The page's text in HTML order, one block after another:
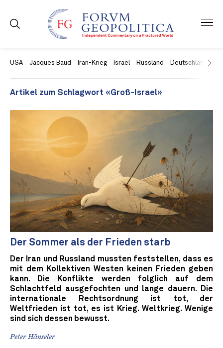
USA Jacques Baud Iran-Krieg Israel Russland Deutschland
Artikel zum Schlagwort «Groß-Israel»
Der Sommer als der Frieden starb
Der Iran und Russland mussten feststellen, dass es
mit dem Kollektiven Westen keinen Frieden geben
kann. Die Konflikte werden folglich auf dem
Schlachtfeld ausgefochten und lange dauern. Die
internationale Rechtsordnung ist tot, der
Weltfrieden ist tot, es ist Krieg. Weltkrieg. Wenige
sind sich dessen bewusst.
Peter Hänseler